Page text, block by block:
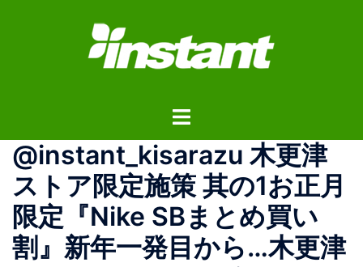
ス
ト
ル
メ
ニ
ュ
ー
@instant_kisarazu 木更津
ストア限定施策 其の1お正月
限定『Nike SBまとめ買い
割』新年一発目から…木更津